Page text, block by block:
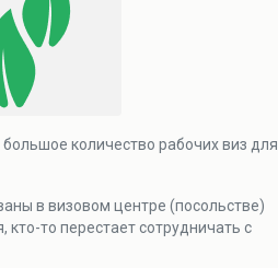
количество рабочих виз для
в визовом центре (посольстве)
то перестает сотрудничать с